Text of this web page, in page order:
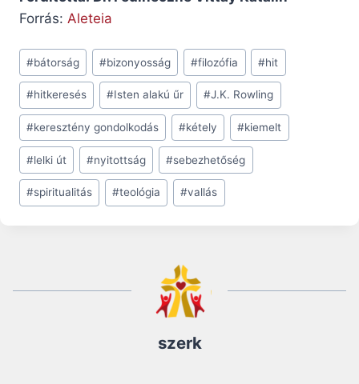
Forrás: Aleteia
Post
Tags:
#bátorság #bizonyosság #filozófia #hit
#hitkeresés #Isten alakú űr #J.K. Rowling
#keresztény gondolkodás #kétely #kiemelt
#lelki út #nyitottság #sebezhetőség
#spiritualitás #teológia #vallás
szerk